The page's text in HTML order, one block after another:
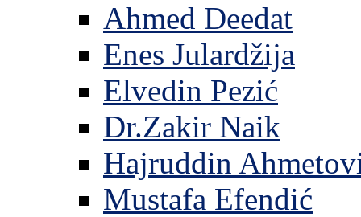
Ahmed Deedat
Enes Julardžija
Elvedin Pezić
Dr.Zakir Naik
Hajruddin
Mustafa Efendić